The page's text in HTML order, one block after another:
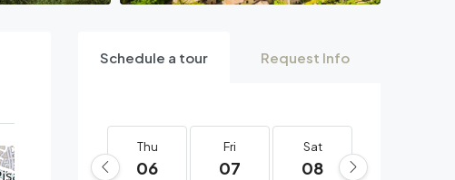
Schedule a tour Request Info
Thu
06
Fri
07
Sat
08